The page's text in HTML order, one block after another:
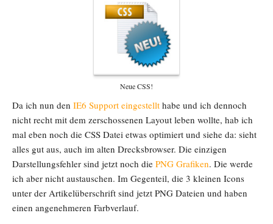
Neue CSS!
Da ich nun den IE6 Support eingestellt habe und ich dennoch
nicht recht mit dem zerschossenen Layout leben wollte, hab ich
mal eben noch die CSS Datei etwas optimiert und siehe da: sieht
alles gut aus, auch im alten Drecksbrowser. Die einzigen
Darstellungsfehler sind jetzt noch die PNG Grafiken. Die werde
ich aber nicht austauschen. Im Gegenteil, die 3 kleinen Icons
unter der Artikelüberschrift sind jetzt PNG Dateien und haben
einen angenehmeren Farbverlauf.